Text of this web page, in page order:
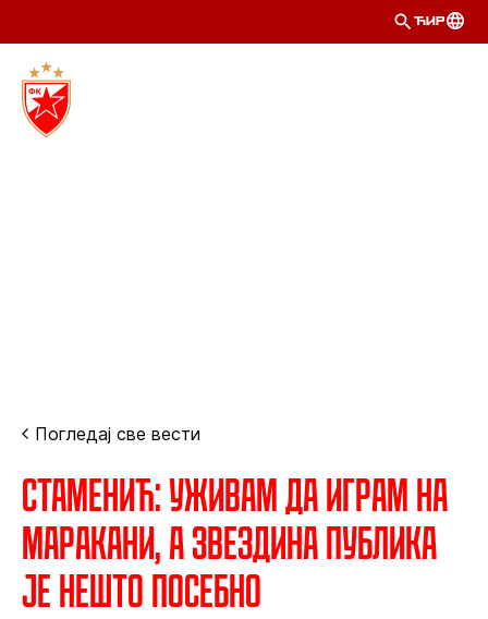
ЋИР
Погледај све вести
Стаменић: Уживам да играм на
Маракани, а Звездина публика
је нешто посебно